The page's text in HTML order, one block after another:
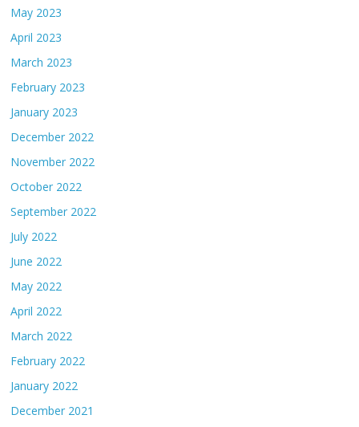
May 2023
April 2023
March 2023
February 2023
January 2023
December 2022
November 2022
October 2022
September 2022
July 2022
June 2022
May 2022
April 2022
March 2022
February 2022
January 2022
December 2021